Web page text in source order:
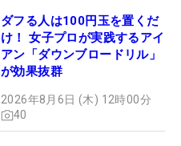
ダフる人は100円玉を置くだ
け！ 女子プロが実践するアイ
アン「ダウンブロードリル」
が効果抜群
2026年8月6日 (木) 12時00分
40